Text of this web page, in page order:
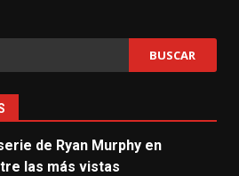
de Ryan Murphy en
las más vistas